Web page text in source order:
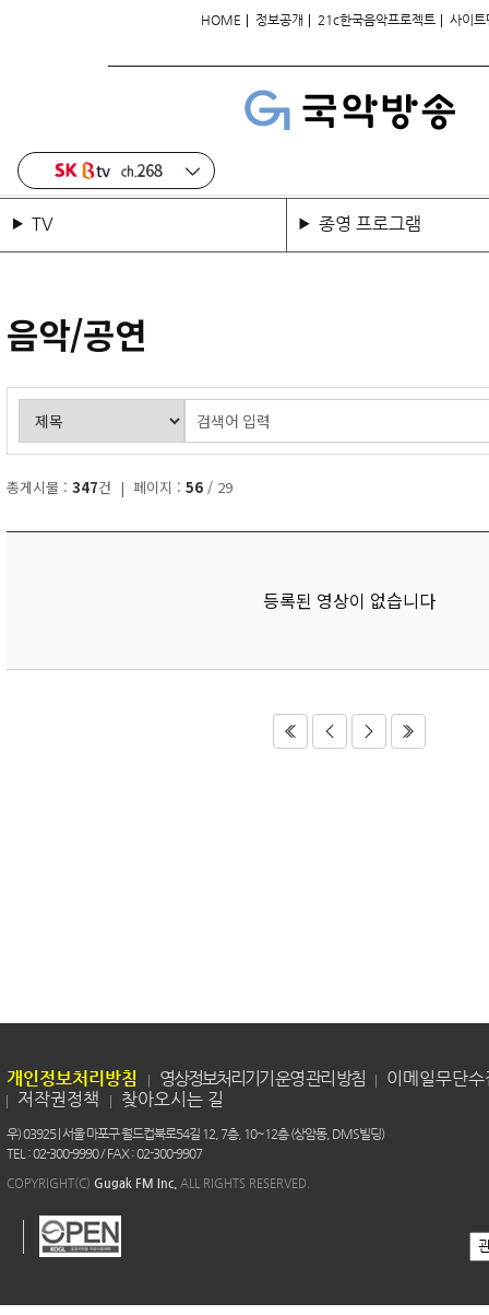
HOME | 정보공개 | 21c한국음악프로젝트 | 사이트
TV 종영 프로그램
음악/공연
총게시물 :347건 | 페이지 :56 / 29
등록된 영상이 없습니다
개인정보처리방침 영상정보처리기기 운영 관리 방침
이메일무단
저작권정책
찾아오시는 길
우) 03925 | 서울 마포구 월드컵북로54길 12, 7층, 10~12층 (상암동, DMS빌딩)
TEL : 02-300-9990 / FAX : 02-300-9907
COPYRIGHT(C) Gugak FM Inc. ALL RIGHTS RESERVED.